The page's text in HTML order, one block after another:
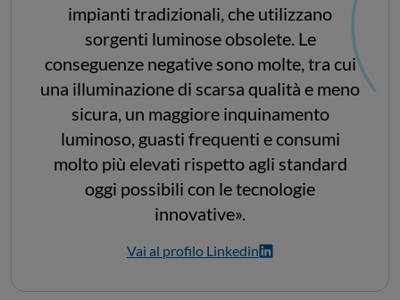
impianti tradizionali, che utilizzano
sorgenti luminose obsolete. Le
conseguenze negative sono molte, tra cui
una illuminazione di scarsa qualità e meno
sicura, un maggiore inquinamento
luminoso, guasti frequenti e consumi
molto più elevati rispetto agli standard
oggi possibili con le tecnologie
innovative».
Vai al profilo Linkedin